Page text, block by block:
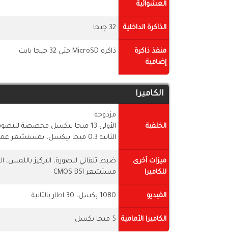
العشوائية
الذاكرة الداخلية 32 جيجا
منفذ ذاكرة
إضافية
ذاكرة MicroSD حتى 32 جيجا بايت
الكاميرا
الخلفية
مزدوجة
الأولى 13 ميجا بيكسل مخصصة للتصوير
الثانية 0.3 ميجا بيكسل، بمستشعر عمق، مخصصة للعزل فقط
ميزات أخرى
للكاميرا
مستشعر CMOS BSI
الفيديو 1080 بكسل، 30 اطار بالثانية
الكاميرا الأمامية 5 ميجا بكسل